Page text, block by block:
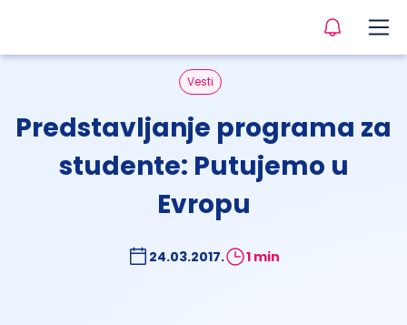
Vesti
Predstavljanje programa za
studente: Putujemo u
Evropu
24.03.2017. 1 min